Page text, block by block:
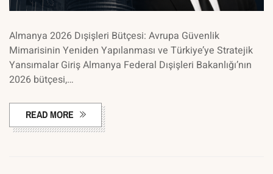
Almanya 2026 Dışişleri Bütçesi: Avrupa Güvenlik
Mimarisinin Yeniden Yapılanması ve Türkiye’ye Stratejik
Yansımalar Giriş Almanya Federal Dışişleri Bakanlığı’nın
2026 bütçesi,…
READ MORE